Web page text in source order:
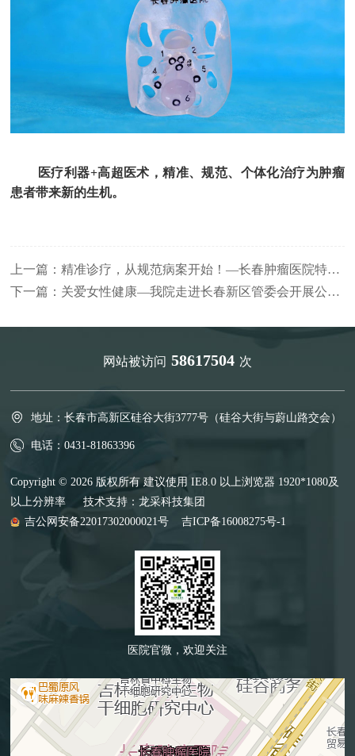
医疗利器+高超医术，精准、规范、个体化治疗为肿瘤
患者带来新的生机。
上一篇：精准诊疗，从规范病案开始！—长春肿瘤医院特邀徐长妍主任开展《基于DRG付费的住院病历书写》培训
下一篇： 关爱女性健康—我院走进长春新区管委会开展公益巡诊及讲座
网站被访问 58617504 次
地址：长春市高新区硅谷大街3777号（硅谷大街与蔚山路交会）
电话：0431-81863396
Copyright © 2026 版权所有 建议使用 IE8.0 以上浏览器 1920*1080及
以上分辨率 技术支持：龙采科技集团
吉公网安备22017302000021号
吉ICP备16008275号-1
医院官微，欢迎关注